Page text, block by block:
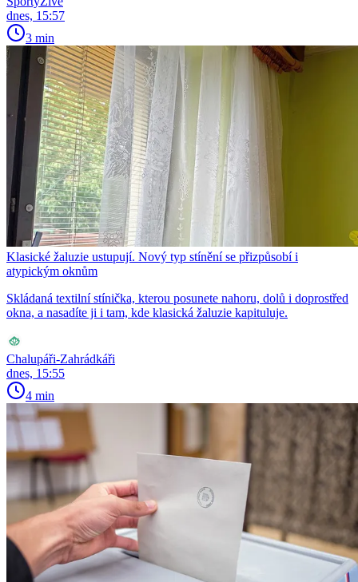
dnes, 15:57
3 min
Klasické žaluzie ustupují. Nový typ stínění se přizpůsobí i
atypickým oknům
Skládaná textilní stínička, kterou posunete nahoru, dolů i doprostřed
okna, a nasadíte ji i tam, kde klasická žaluzie kapituluje.
Chalupáři-Zahrádkáři
dnes, 15:55
4 min